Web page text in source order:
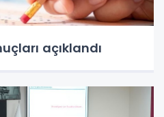
açıklandı